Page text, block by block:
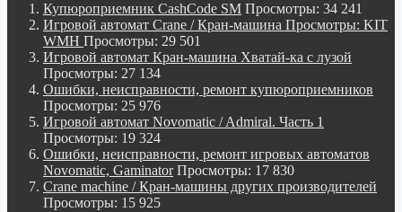
Купюроприемник CashCode SM Просмотры: 34 241
Игровой автомат Crane / Кран-машина Просмотры: KIT
WMH Просмотры: 29 501
Игровой автомат Кран-машина Хватай-ка с лузой
Просмотры: 27 134
Ошибки, неисправности, ремонт купюроприемников
Просмотры: 25 976
Игровой автомат Novomatic / Admiral. Часть 1
Просмотры: 19 324
Ошибки, неисправности, ремонт игровых автоматов
Novomatic, Gaminator Просмотры: 17 830
Crane machine / Кран-машины других производителей
Просмотры: 15 925